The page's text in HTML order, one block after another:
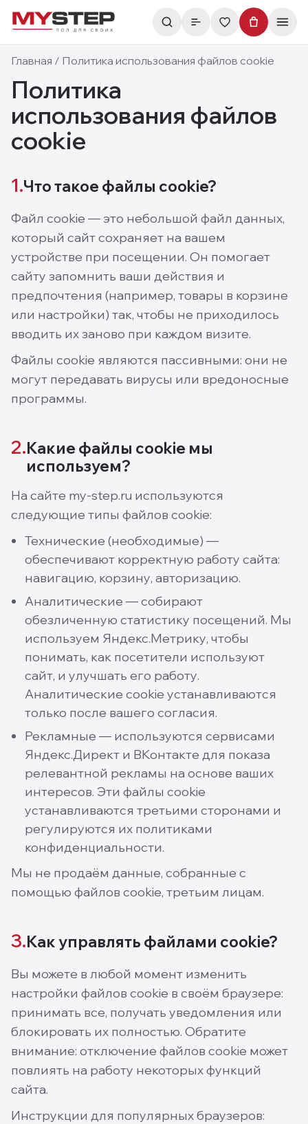
Главная / Политика использования файлов cookie
Политика
использования файлов
cookie
1.Что такое файлы cookie?
Файл cookie — это небольшой файл данных,
который сайт сохраняет на вашем
устройстве при посещении. Он помогает
сайту запомнить ваши действия и
предпочтения (например, товары в корзине
или настройки) так, чтобы не приходилось
вводить их заново при каждом визите.
Файлы cookie являются пассивными: они не
могут передавать вирусы или вредоносные
программы.
2.Какие файлы cookie мы
используем?
На сайте my-step.ru используются
следующие типы файлов cookie:
Технические (необходимые) —
обеспечивают корректную работу сайта:
навигацию, корзину, авторизацию.
Аналитические — собирают
обезличенную статистику посещений. Мы
используем Яндекс.Метрику, чтобы
понимать, как посетители используют
сайт, и улучшать его работу.
Аналитические cookie устанавливаются
только после вашего согласия.
Рекламные — используются сервисами
Яндекс.Директ и ВКонтакте для показа
релевантной рекламы на основе ваших
интересов. Эти файлы cookie
устанавливаются третьими сторонами и
регулируются их политиками
конфиденциальности.
Мы не продаём данные, собранные с
помощью файлов cookie, третьим лицам.
3.Как управлять файлами cookie?
Вы можете в любой момент изменить
настройки файлов cookie в своём браузере:
принимать все, получать уведомления или
блокировать их полностью. Обратите
внимание: отключение файлов cookie может
повлиять на работу некоторых функций
сайта.
Инструкции для популярных браузеров: